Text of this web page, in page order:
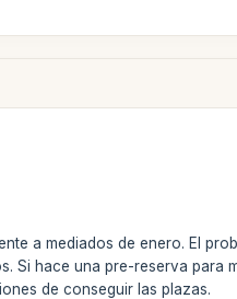
a mediados de enero. El
Si hace una pre-reserva para
de conseguir las plazas.